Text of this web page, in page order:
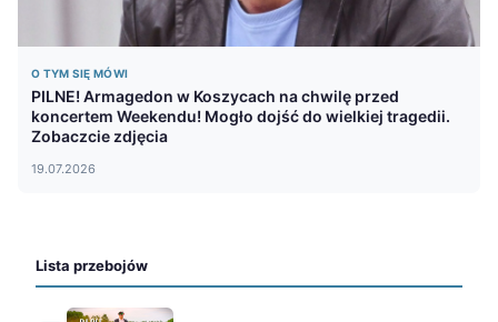
O TYM SIĘ MÓWI
PILNE! Armagedon w Koszycach na chwilę przed
koncertem Weekendu! Mogło dojść do wielkiej tragedii.
Zobaczcie zdjęcia
19.07.2026
Lista przebojów